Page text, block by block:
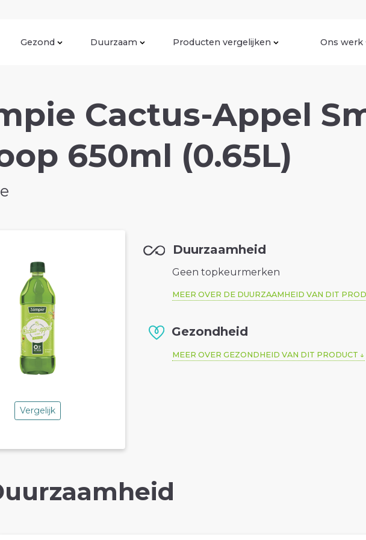
Gezond Duurzaam Producten vergelijken Ons werk
Cactus-Appel
650ml (0.65L)
Vergelijk
Duurzaamheid
Geen topkeurmerken
MEER OVER DE DUURZAAMHEID VAN DIT
Gezondheid
MEER OVER GEZONDHEID VAN DIT PRODUCT